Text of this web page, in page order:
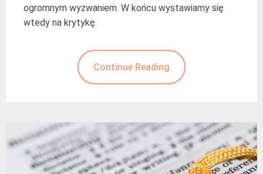
ogromnym wyzwaniem. W końcu wystawiamy się
wtedy na krytykę.
Continue Reading